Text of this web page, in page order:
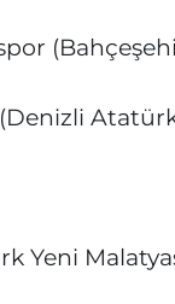
Yeni